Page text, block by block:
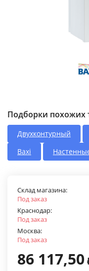
Подборки похожих
Двухконтурный
Baxi
Склад магазина:
Под заказ
Краснодар:
Под заказ
Москва:
Под заказ
86 117,50